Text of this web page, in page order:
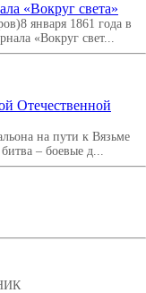
«Вокруг света»
января 1861 года в
«Вокруг свет...
Отечественной
на пути к Вязьме
– боевые д...